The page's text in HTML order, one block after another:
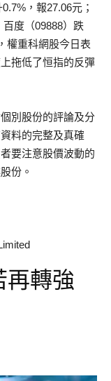
，報27.06元；
百度（09888）跌
權重科網股今日表
拖低了恒指的反彈
別股份的評論及分
料的完整及真確
要注意股價波動的
份。
再轉強